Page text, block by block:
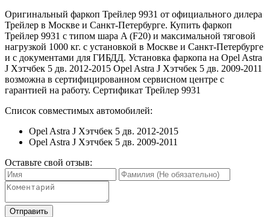
Оригинальный фаркоп Трейлер 9931 от официального дилера
Трейлер в Москве и Санкт-Петербурге. Купить фаркоп
Трейлер 9931 с типом шара A (F20) и максимальной тяговой
нагрузкой 1000 кг. с установкой в Москве и Санкт-Петербурге
и с документами для ГИБДД. Установка фаркопа на Opel Astra
J Хэтчбек 5 дв. 2012-2015 Opel Astra J Хэтчбек 5 дв. 2009-2011
возможна в сертифицированном сервисном центре с
гарантией на работу. Сертификат Трейлер 9931
Список совместимых автомобилей:
Opel Astra J Хэтчбек 5 дв. 2012-2015
Opel Astra J Хэтчбек 5 дв. 2009-2011
Оставьте свой отзыв:
Отправить